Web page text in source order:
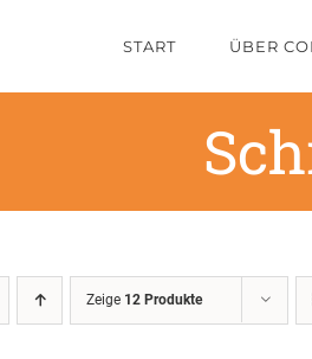
START ÜBER
Zeige 12 Produkte